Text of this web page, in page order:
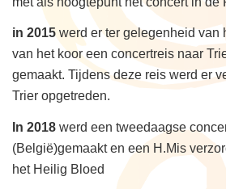
in 2015 werd er ter gelegenheid van
van het koor een concertreis naar
gemaakt. Tijdens deze reis werd er
Trier opgetreden.
In 2018 werd een tweedaagse
(België)gemaakt en een H.Mis
het Heilig Bloed